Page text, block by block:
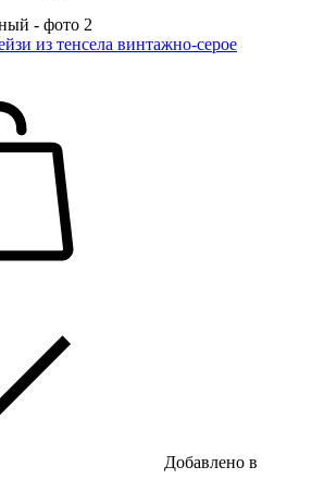
из тенсела винтажно-серое
Добавлено в